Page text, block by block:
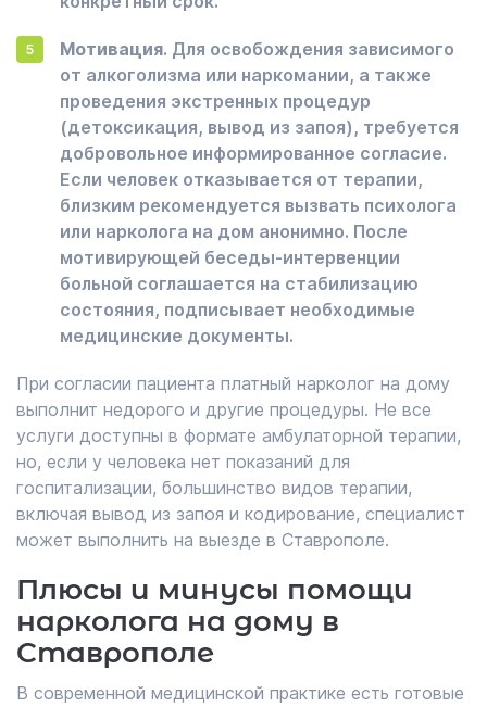
Мотивация. Для освобождения зависимого
от алкоголизма или наркомании, а также
проведения экстренных процедур
(детоксикация, вывод из запоя), требуется
добровольное информированное согласие.
Если человек отказывается от терапии,
близким рекомендуется вызвать психолога
или нарколога на дом анонимно. После
мотивирующей беседы-интервенции
больной соглашается на стабилизацию
состояния, подписывает необходимые
медицинские документы.
При согласии пациента платный нарколог на дому
выполнит недорого и другие процедуры. Не все
услуги доступны в формате амбулаторной терапии,
но, если у человека нет показаний для
госпитализации, большинство видов терапии,
включая вывод из запоя и кодирование, специалист
может выполнить на выезде в Ставрополе.
Плюсы и минусы помощи
нарколога на дому в
Ставрополе
В современной медицинской практике есть готовые